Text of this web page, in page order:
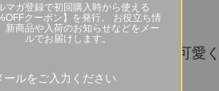
クロスに入ったラインが可愛
マガ登録で初回購入時から使える
クーポン】を発行。 お役立ち情
新商品や入荷のお知らせなどをメー
ルでお届けします。